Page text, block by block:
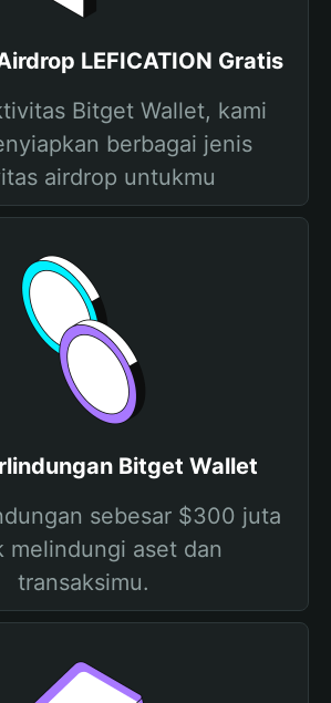
LEFICATION Gratis
Bitget Wallet, kami
berbagai jenis
airdrop untukmu
Bitget Wallet
sebesar $300 juta
melindungi aset dan
transaksimu.